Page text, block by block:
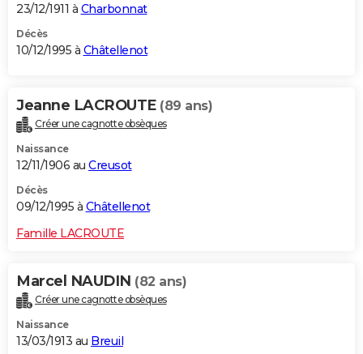
23/12/1911 à Charbonnat
Décès
10/12/1995 à Châtellenot
Jeanne LACROUTE (89 ans)
Créer une cagnotte obsèques
Naissance
12/11/1906 au Creusot
Décès
09/12/1995 à Châtellenot
Famille LACROUTE
Marcel NAUDIN (82 ans)
Créer une cagnotte obsèques
Naissance
13/03/1913 au Breuil